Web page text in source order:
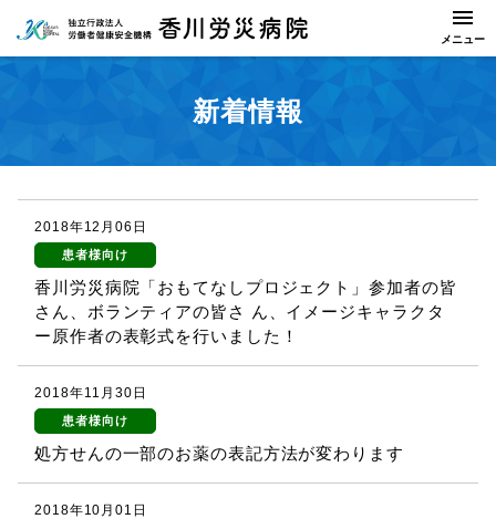
新着情報
2018年12月06日
患者様向け
香川労災病院「おもてなしプロジェクト」参加者の皆
さん、ボランティアの皆さ ん、イメージキャラクタ
ー原作者の表彰式を行いました！
2018年11月30日
患者様向け
処方せんの一部のお薬の表記方法が変わります
2018年10月01日